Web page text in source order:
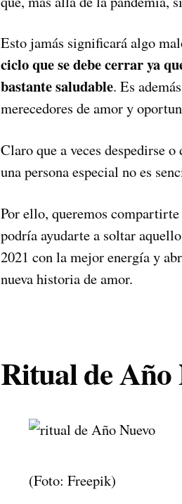
Esto jamás significará algo
ciclo que se debe cerrar ya
bastante saludable. Es
merecedores de amor y
Claro que a veces despedirse
una persona especial no es
Por ello, queremos compartirte
podría ayudarte a soltar
2021 con la mejor energía y
nueva historia de amor.
Ritual de Año
(Foto: Freepik)